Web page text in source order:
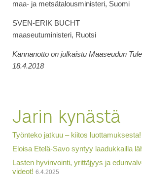
maa- ja metsätalousministeri, Suomi
SVEN-ERIK BUCHT
maaseutuministeri, Ruotsi
Kannanotto on julkaistu Maaseudun
18.4.2018
Jarin kynästä
Työnteko jatkuu – kiitos luottamuksesta!
Eloisa Etelä-Savo syntyy laadukkailla
Lasten hyvinvointi, yrittäjyys ja
videot! 6.4.2025